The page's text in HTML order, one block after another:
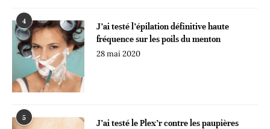
4
J’ai testé l’épilation définitive haute
fréquence sur les poils du menton
28 mai 2020
5
J’ai testé le Plex’r contre les paupières